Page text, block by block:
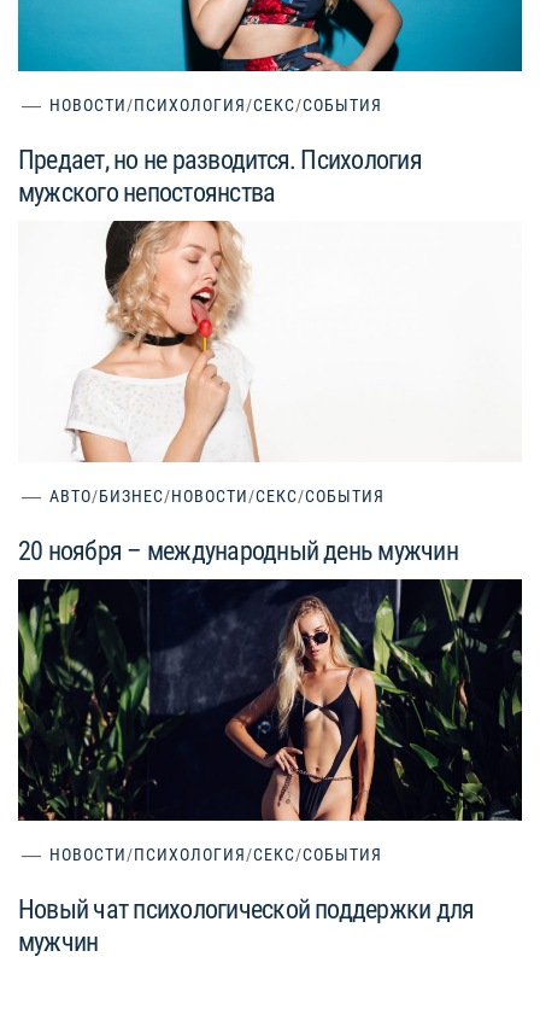
НОВОСТИ/ПСИХОЛОГИЯ/СЕКС/СОБЫТИЯ
Предает, но не разводится. Психология
мужского непостоянства
АВТО/БИЗНЕС/НОВОСТИ/СЕКС/СОБЫТИЯ
20 ноября – международный день мужчин
НОВОСТИ/ПСИХОЛОГИЯ/СЕКС/СОБЫТИЯ
Новый чат психологической поддержки для
мужчин